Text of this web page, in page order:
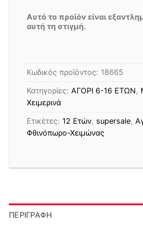
Αυτό το προϊόν είναι
αυτή τη στιγμή.
Κωδικός προϊόντος: 18665
Κατηγορίες: ΑΓΟΡΙ 6-16 ΕΤΩΝ,
Χειμερινά
Ετικέτες: 12 Ετών, supersale,
Φθινόπωρο-Χειμώνας
ΠΕΡΙΓΡΑΦΉ